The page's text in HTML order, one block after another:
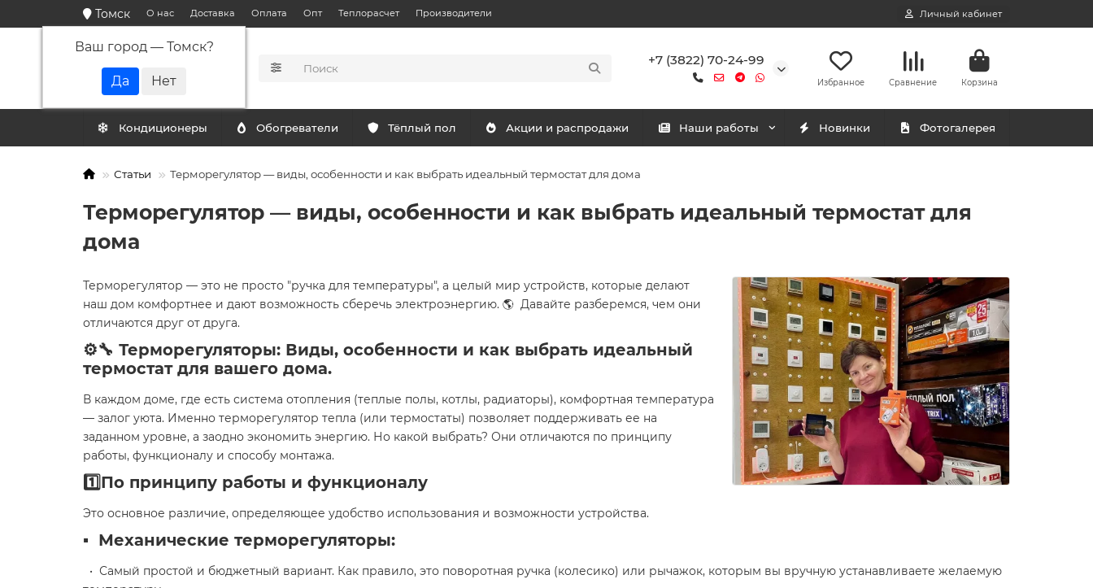
Томск
Ваш город — Томск?
О нас Доставка Оплата Опт Теплорасчет Производители Личный кабинет
+7 (3822) 70-24-99
Избранное Сравнение Корзина
Кондиционеры Обогреватели Тёплый пол Акции и распродажи Наши работы Новинки Фотогалерея
Статьи Терморегулятор — виды, особенности и как выбрать идеальный термостат для дома
Терморегулятор — виды, особенности и как выбрать идеальный термостат для
дома
Терморегулятор — это не просто "ручка для температуры", а целый мир устройств, которые делают
наш дом комфортнее и дают возможность сберечь электроэнергию. 🌎 Давайте разберемся, чем они
отличаются друг от друга.
⚙️🔧 Терморегуляторы: Виды, особенности и как выбрать идеальный
термостат для вашего дома.
В каждом доме, где есть система отопления (теплые полы, котлы, радиаторы), комфортная температура
— залог уюта. Именно терморегулятор тепла (или термостаты) позволяет поддерживать ее на
заданном уровне, а заодно экономить энергию. Но какой выбрать? Они отличаются по принципу
работы, функционалу и способу монтажа.
1️⃣По принципу работы и функционалу
Это основное различие, определяющее удобство использования и возможности устройства.
▪️ Механические терморегуляторы:
• Самый простой и бюджетный вариант. Как правило, это поворотная ручка (колесико) или рычажок, которым вы вручную устанавливаете желаемую